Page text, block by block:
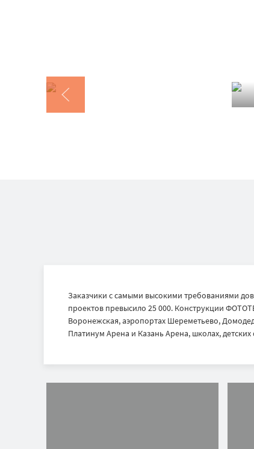
Заказчики с самыми высокими требованиями
проектов превысило 25 000. Конструкции
Воронежская, аэропортах Шереметьево,
Платинум Арена и Казань Арена, школах,